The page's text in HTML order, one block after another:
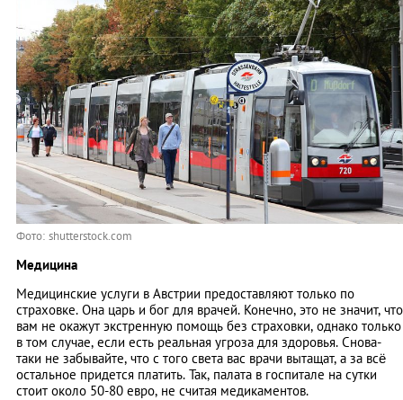
Фото: shutterstock.com
Медицина
Медицинские услуги в Австрии предоставляют только по
страховке. Она царь и бог для врачей. Конечно, это не значит, что
вам не окажут экстренную помощь без страховки, однако только
в том случае, если есть реальная угроза для здоровья. Снова-
таки не забывайте, что с того света вас врачи вытащат, а за всё
остальное придется платить. Так, палата в госпитале на сутки
стоит около 50-80 евро, не считая медикаментов.